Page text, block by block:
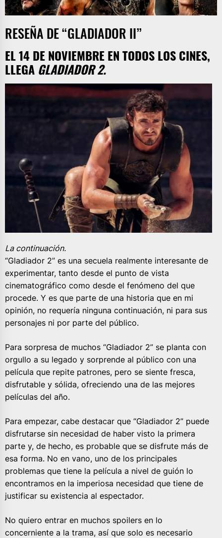
RESEÑA DE “GLADIADOR II”
EL 14 DE NOVIEMBRE EN TODOS LOS CINES,
LLEGA GLADIADOR 2.
La continuación.
“Gladiador 2” es una secuela realmente interesante de
experimentar, tanto desde el punto de vista
cinematográfico como desde el fenómeno del que
procede. Y es que parte de una historia que en mi
opinión, no requería ninguna continuación, ni para sus
personajes ni por parte del público.
Para sorpresa de muchos “Gladiador 2” se planta con
orgullo a su legado y sorprende al público con una
película que repite patrones, pero se siente fresca,
disfrutable y sólida, ofreciendo una de las mejores
películas del año.
Para empezar, cabe destacar que “Gladiador 2” puede
disfrutarse sin necesidad de haber visto la primera
parte y, de hecho, es probable que se disfrute más de
esa forma. No en vano, uno de los principales
problemas que tiene la película a nivel de guión lo
encontramos en la imperiosa necesidad que tiene de
justificar su existencia al espectador.
No quiero entrar en muchos spoilers en lo
concerniente a la trama, así que solo es necesario